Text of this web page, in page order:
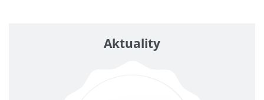
Aktuality